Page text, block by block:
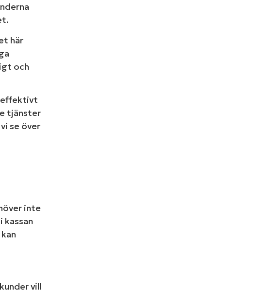
här
och
tjänster
se över
inte
kassan
vill
plattformen för IT
funktioner.